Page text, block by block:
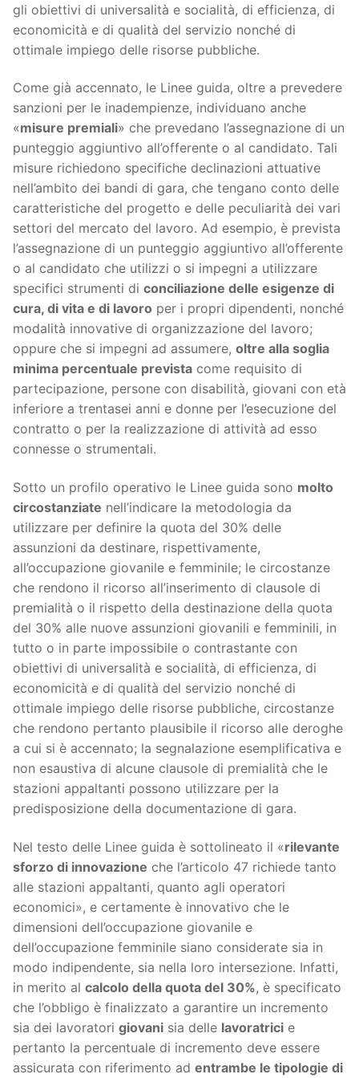
gli obiettivi di universalità e socialità, di efficienza, di
economicità e di qualità del servizio nonché di
ottimale impiego delle risorse pubbliche.
Come già accennato, le Linee guida, oltre a prevedere
sanzioni per le inadempienze, individuano anche
«misure premiali» che prevedano l’assegnazione di un
punteggio aggiuntivo all’offerente o al candidato. Tali
misure richiedono specifiche declinazioni attuative
nell’ambito dei bandi di gara, che tengano conto delle
caratteristiche del progetto e delle peculiarità dei vari
settori del mercato del lavoro. Ad esempio, è prevista
l’assegnazione di un punteggio aggiuntivo all’offerente
o al candidato che utilizzi o si impegni a utilizzare
specifici strumenti di conciliazione delle esigenze di
cura, di vita e di lavoro per i propri dipendenti, nonché
modalità innovative di organizzazione del lavoro;
oppure che si impegni ad assumere, oltre alla soglia
minima percentuale prevista come requisito di
partecipazione, persone con disabilità, giovani con età
inferiore a trentasei anni e donne per l’esecuzione del
contratto o per la realizzazione di attività ad esso
connesse o strumentali.
Sotto un profilo operativo le Linee guida sono molto
circostanziate nell’indicare la metodologia da
utilizzare per definire la quota del 30% delle
assunzioni da destinare, rispettivamente,
all’occupazione giovanile e femminile; le circostanze
che rendono il ricorso all’inserimento di clausole di
premialità o il rispetto della destinazione della quota
del 30% alle nuove assunzioni giovanili e femminili, in
tutto o in parte impossibile o contrastante con
obiettivi di universalità e socialità, di efficienza, di
economicità e di qualità del servizio nonché di
ottimale impiego delle risorse pubbliche, circostanze
che rendono pertanto plausibile il ricorso alle deroghe
a cui si è accennato; la segnalazione esemplificativa e
non esaustiva di alcune clausole di premialità che le
stazioni appaltanti possono utilizzare per la
predisposizione della documentazione di gara.
Nel testo delle Linee guida è sottolineato il «rilevante
sforzo di innovazione che l’articolo 47 richiede tanto
alle stazioni appaltanti, quanto agli operatori
economici», e certamente è innovativo che le
dimensioni dell’occupazione giovanile e
dell’occupazione femminile siano considerate sia in
modo indipendente, sia nella loro intersezione. Infatti,
in merito al calcolo della quota del 30%, è specificato
che l’obbligo è finalizzato a garantire un incremento
sia dei lavoratori giovani sia delle lavoratrici e
pertanto la percentuale di incremento deve essere
assicurata con riferimento ad entrambe le tipologie di